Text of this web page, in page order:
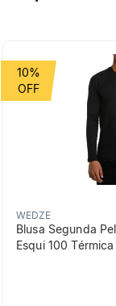
ajustáveis e à
a lavagem
WEDZE
Blusa Segunda
Esqui 100
10%